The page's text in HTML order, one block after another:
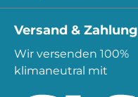
Versand & Zahlung
Wir versenden 100%
klimaneutral mit